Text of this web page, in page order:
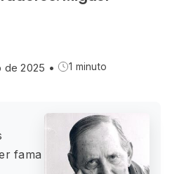
de 2025 • 1 minuto
fama